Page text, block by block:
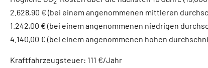
2.628,90 € (bei einem angenommenen mittleren
1.242,00 € (bei einem angenommenen niedrigen
4.140,00 € (bei einem angenommenen hohen
Kraftfahrzeugsteuer: 111 €/Jahr